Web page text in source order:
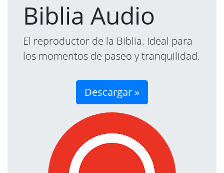
Biblia Audio
El reproductor de la Biblia. Ideal para
los momentos de paseo y tranquilidad.
Descargar »